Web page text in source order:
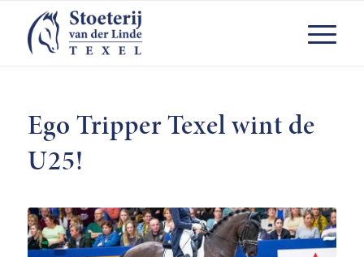
Ego Tripper Texel wint de
U25!